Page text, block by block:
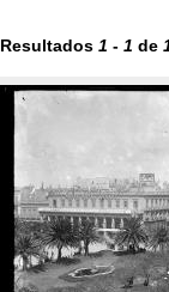
Resultados 1 - 1 de